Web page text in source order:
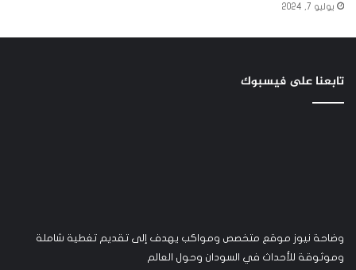
يوليو 7, 2024
تابعنا على فيسبوك
وضاحة نيوز موقع متخصص ومواكب يهدف إلى تقديم تغطية شاملة
وموثوقة للأحداث في السودان وحول العالم